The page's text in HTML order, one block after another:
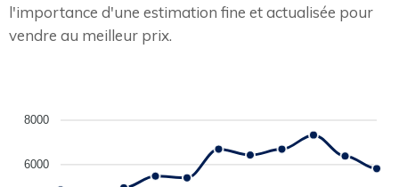
l'importance d'une estimation fine et actualisée pour
vendre au meilleur prix.
8000
6000